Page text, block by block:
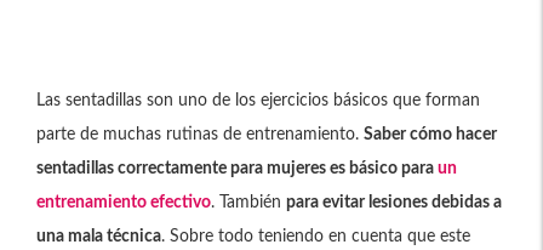
Las sentadillas son uno de los ejercicios básicos que forman
parte de muchas rutinas de entrenamiento. Saber cómo hacer
sentadillas correctamente para mujeres es básico para un
entrenamiento efectivo. También para evitar lesiones debidas a
una mala técnica. Sobre todo teniendo en cuenta que este